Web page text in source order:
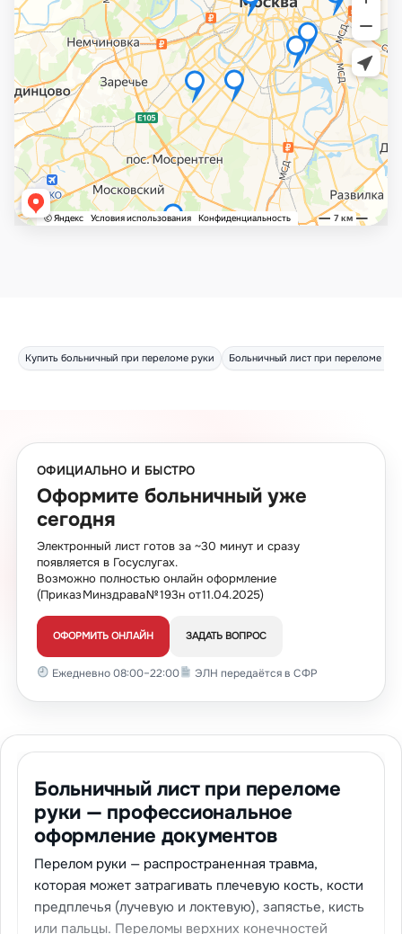
Купить больничный при переломе руки Больничный лист при переломе
ОФИЦИАЛЬНО И БЫСТРО
Оформите больничный уже
сегодня
Электронный лист готов за ~30 минут и сразу
появляется в Госуслугах.
Возможно полностью онлайн оформление
(Приказ Минздрава № 193н от 11.04.2025)
ОФОРМИТЬ ОНЛАЙН ЗАДАТЬ ВОПРОС
Ежедневно 08:00–22:00 ЭЛН передаётся в СФР
Больничный лист при переломе
руки — профессиональное
оформление документов
Перелом руки — распространенная травма,
которая может затрагивать плечевую кость, кости
предплечья (лучевую и локтевую), запястье, кисть
или пальцы. Переломы верхних конечностей